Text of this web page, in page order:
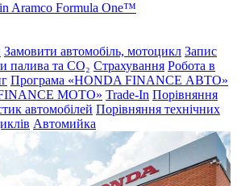
Aramco Formula One™
Замовити автомобіль, мотоцикл Запис
палива та CO₂ Страхування Робота в
Програма «HONDA FINANCE АВТО»
MOTO» Trade-In Порівняння
автомобілей Порівняння технічних
Автомийка